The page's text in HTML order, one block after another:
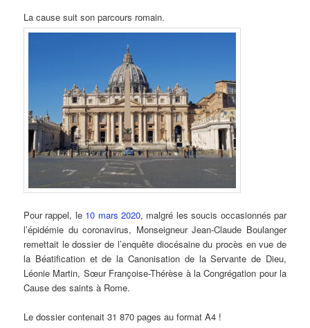
La cause suit son parcours romain.
Pour rappel, le 10 mars 2020, malgré les soucis occasionnés par
l’épidémie du coronavirus, Monseigneur Jean-Claude Boulanger
remettait le dossier de l’enquête diocésaine du procès en vue de
la Béatification et de la Canonisation de la Servante de Dieu,
Léonie Martin, Sœur Françoise-Thérèse à la Congrégation pour la
Cause des saints à Rome.
Le dossier contenait 31 870 pages au format A4 !